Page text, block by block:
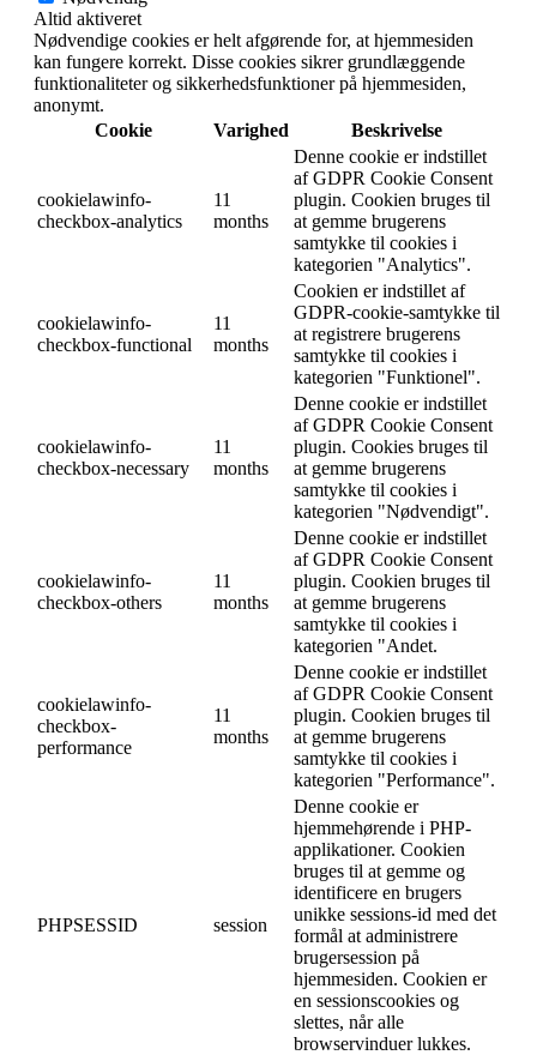
Altid aktiveret
Nødvendige cookies er helt afgørende for, at hjemmesiden
kan fungere korrekt. Disse cookies sikrer grundlæggende
funktionaliteter og sikkerhedsfunktioner på hjemmesiden,
anonymt.
Cookie
Varighed Beskrivelse
cookielawinfo-
checkbox-analytics
11
months
Denne cookie er indstillet
af GDPR Cookie Consent
plugin. Cookien bruges til
at gemme brugerens
samtykke til cookies i
kategorien "Analytics".
cookielawinfo-
checkbox-functional
11
months
Cookien er indstillet af
GDPR-cookie-samtykke til
at registrere brugerens
samtykke til cookies i
kategorien "Funktionel".
cookielawinfo-
checkbox-necessary
11
months
Denne cookie er indstillet
af GDPR Cookie Consent
plugin. Cookies bruges til
at gemme brugerens
samtykke til cookies i
kategorien "Nødvendigt".
cookielawinfo-
checkbox-others
11
months
Denne cookie er indstillet
af GDPR Cookie Consent
plugin. Cookien bruges til
at gemme brugerens
samtykke til cookies i
kategorien "Andet.
cookielawinfo-
checkbox-
performance
11
months
Denne cookie er indstillet
af GDPR Cookie Consent
plugin. Cookien bruges til
at gemme brugerens
samtykke til cookies i
kategorien "Performance".
PHPSESSID session
Denne cookie er
hjemmehørende i PHP-
applikationer. Cookien
bruges til at gemme og
identificere en brugers
unikke sessions-id med det
formål at administrere
brugersession på
hjemmesiden. Cookien er
en sessionscookies og
slettes, når alle
browservinduer lukkes.